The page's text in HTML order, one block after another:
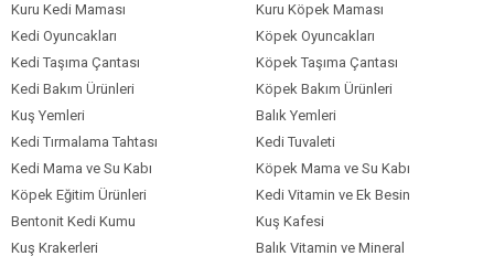
olabilmektedir.
Sürüngenlerin teraryumlarının içerisinde tercih edilen pek çok
farklı lamba, farklı görevler ile kullanılır. Bu lambalar genellikle
sürüngenlerin doğala yakın olan yaşam alanlarını sağlamak adına
görevlidir. UVB lambalar da benzer işleme sahip olduğundan
kalsiyumun emilimini gerçekleştirmek adına önemlidir.
Kaplumbağaların sağlığı adına aydınlatmanın ve farklı lambaların
kullanımının önemi büyüktür. Farklı lambalar yardımıyla
sürüngenlerin cilt rahatsızlıklarına sahip olması engellenir ve aynı
zamanda çeşitli minerallerin emiliminin gerçekleşmesi
Kuru Kedi Maması
Kuru Köpek Maması
Kedi Oyuncakları
Köpek Oyuncakları
Kedi Taşıma Çantası
Köpek Taşıma Çantası
Kedi Bakım Ürünleri
Köpek Bakım Ürünleri
Kuş Yemleri
Balık Yemleri
Kedi Tırmalama Tahtası
Kedi Tuvaleti
Kedi Mama ve Su Kabı
Köpek Mama ve Su Kabı
Köpek Eğitim Ürünleri
Kedi Vitamin ve Ek Besin
Bentonit Kedi Kumu
Kuş Kafesi
Kuş Krakerleri
Balık Vitamin ve Mineral